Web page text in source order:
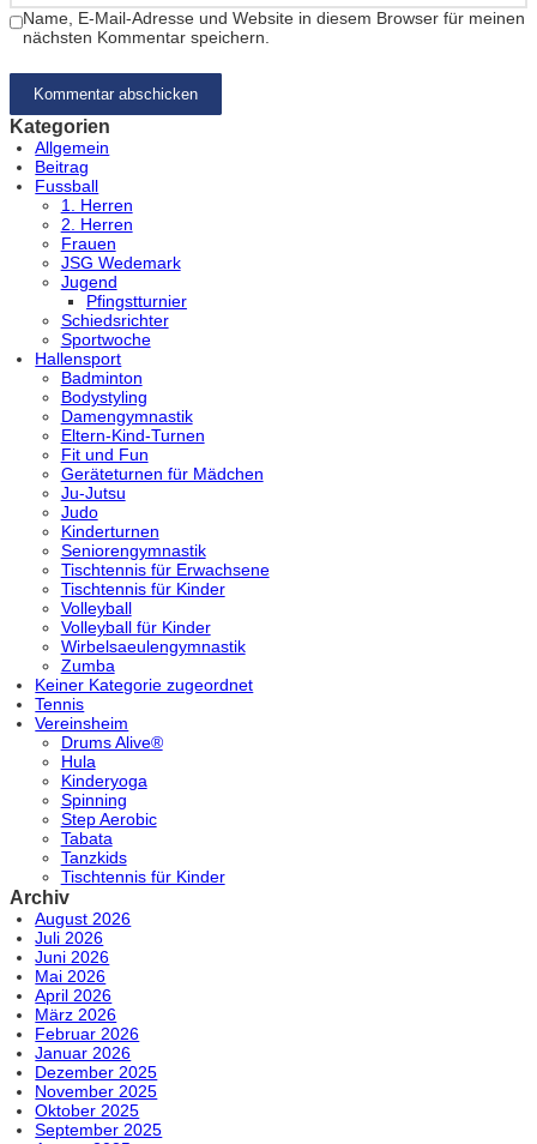
Name, E-Mail-Adresse und Website in diesem Browser für meinen
nächsten Kommentar speichern.
Kategorien
Allgemein
Beitrag
Fussball
1. Herren
2. Herren
Frauen
JSG Wedemark
Jugend
Pfingstturnier
Schiedsrichter
Sportwoche
Hallensport
Badminton
Bodystyling
Damengymnastik
Eltern-Kind-Turnen
Fit und Fun
Geräteturnen für Mädchen
Ju-Jutsu
Judo
Kinderturnen
Seniorengymnastik
Tischtennis für Erwachsene
Tischtennis für Kinder
Volleyball
Volleyball für Kinder
Wirbelsaeulengymnastik
Zumba
Keiner Kategorie zugeordnet
Tennis
Vereinsheim
Drums Alive®
Hula
Kinderyoga
Spinning
Step Aerobic
Tabata
Tanzkids
Tischtennis für Kinder
Archiv
August 2026
Juli 2026
Juni 2026
Mai 2026
April 2026
März 2026
Februar 2026
Januar 2026
Dezember 2025
November 2025
Oktober 2025
September 2025